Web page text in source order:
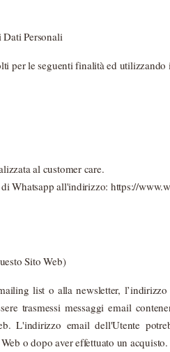
Personali
per le seguenti finalità ed utilizzando
al customer care.
Whatsapp all'indirizzo: https://
Sito Web)
list o alla newsletter,
trasmessi messaggi email
L'indirizzo email dell'Utente
o dopo aver effettuato un acquisto.